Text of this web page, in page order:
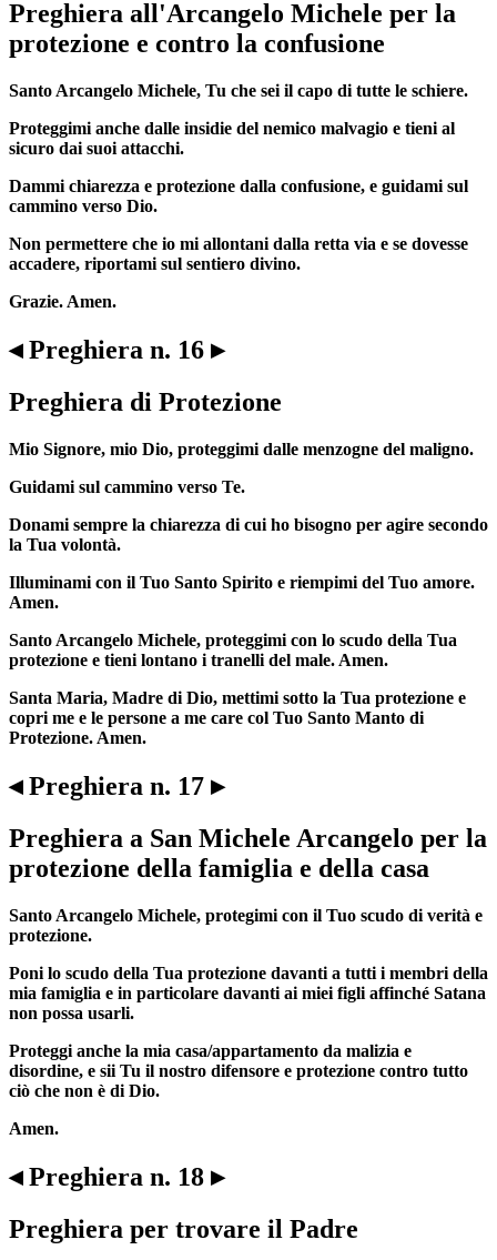
Preghiera all'Arcangelo Michele per la
protezione e contro la confusione
Santo Arcangelo Michele, Tu che sei il capo di tutte le schiere.
Proteggimi anche dalle insidie del nemico malvagio e tieni al
sicuro dai suoi attacchi.
Dammi chiarezza e protezione dalla confusione, e guidami sul
cammino verso Dio.
Non permettere che io mi allontani dalla retta via e se dovesse
accadere, riportami sul sentiero divino.
Grazie. Amen.
◂ Preghiera n. 16 ▸
Preghiera di Protezione
Mio Signore, mio Dio, proteggimi dalle menzogne del maligno.
Guidami sul cammino verso Te.
Donami sempre la chiarezza di cui ho bisogno per agire secondo
la Tua volontà.
Illuminami con il Tuo Santo Spirito e riempimi del Tuo amore.
Amen.
Santo Arcangelo Michele, proteggimi con lo scudo della Tua
protezione e tieni lontano i tranelli del male. Amen.
Santa Maria, Madre di Dio, mettimi sotto la Tua protezione e
copri me e le persone a me care col Tuo Santo Manto di
Protezione. Amen.
◂ Preghiera n. 17 ▸
Preghiera a San Michele Arcangelo per la
protezione della famiglia e della casa
Santo Arcangelo Michele, protegimi con il Tuo scudo di verità e
protezione.
Poni lo scudo della Tua protezione davanti a tutti i membri della
mia famiglia e in particolare davanti ai miei figli affinché Satana
non possa usarli.
Proteggi anche la mia casa/appartamento da malizia e
disordine, e sii Tu il nostro difensore e protezione contro tutto
ciò che non è di Dio.
Amen.
◂ Preghiera n. 18 ▸
Preghiera per trovare il Padre